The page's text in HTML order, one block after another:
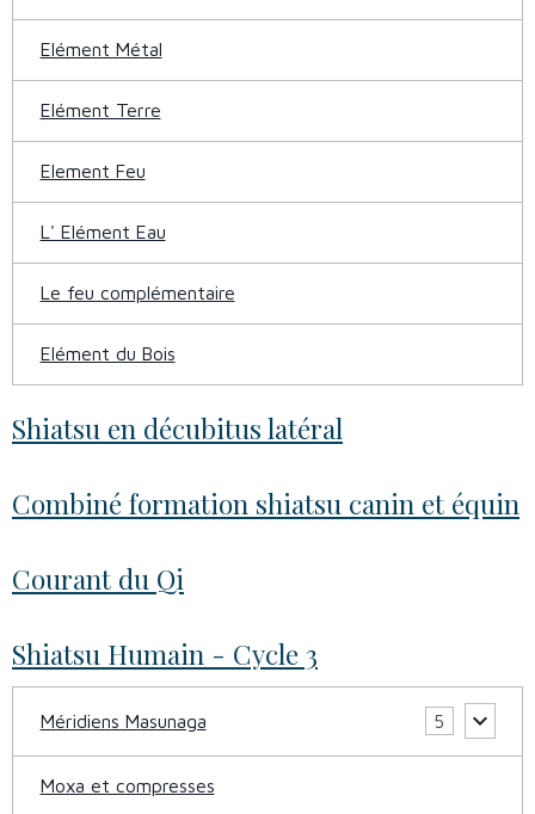
Elément Métal
Elément Terre
Element Feu
L' Elément Eau
Le feu complémentaire
Elément du Bois
Shiatsu en décubitus latéral
Combiné formation shiatsu canin et équin
Courant du Qi
Shiatsu Humain - Cycle 3
Méridiens Masunaga 5
Moxa et compresses